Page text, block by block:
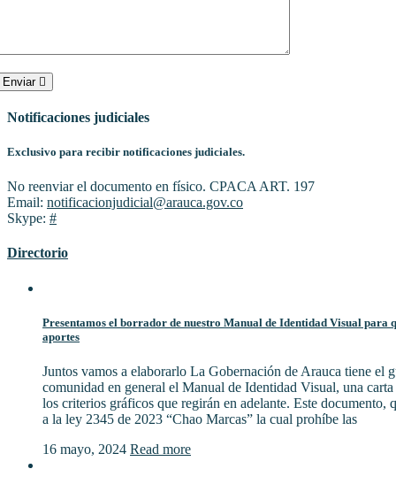
Enviar
Notificaciones judiciales
Exclusivo para recibir notificaciones judiciales.
No reenviar el documento en físico. CPACA ART. 197
Email: notificacionjudicial@arauca.gov.co
Skype: #
Directorio
Presentamos el borrador de nuestro Manual de Identidad Visual para
aportes
Juntos vamos a elaborarlo La Gobernación de Arauca tiene el
comunidad en general el Manual de Identidad Visual, una
los criterios gráficos que regirán en adelante. Este documento,
a la ley 2345 de 2023 “Chao Marcas” la cual prohíbe las
16 mayo, 2024 Read more